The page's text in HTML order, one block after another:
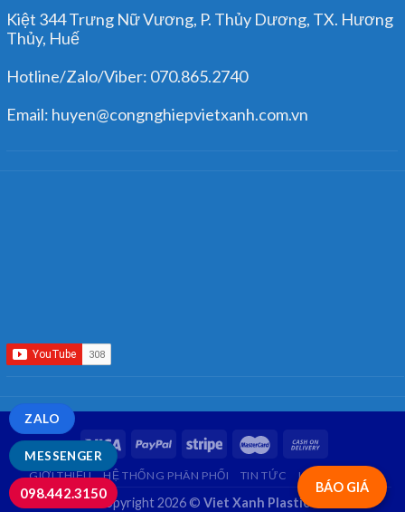
Kiệt 344 Trưng Nữ Vương, P. Thủy Dương, TX. Hương
Thủy, Huế
Hotline/Zalo/Viber: 070.865.2740
Email: huyen@congnghiepvietxanh.com.vn
BÁO GIÁ
GIỚI THIỆU HỆ THỐNG PHÂN PHỐI TIN TỨC LIÊN HỆ
Copyright 2026 © Viet Xanh Plastic
MESSENGER
ZALO
098.442.3150